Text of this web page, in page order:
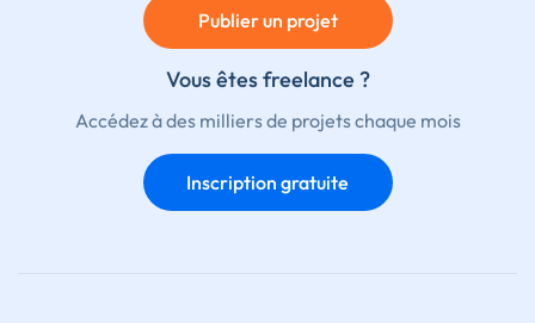
Publier un projet
Vous êtes freelance ?
Accédez à des milliers de projets chaque mois
Inscription gratuite